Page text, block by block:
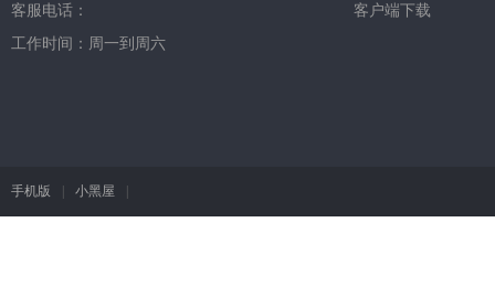
客服电话：
工作时间：周一到周六
客户端下载
手机版 | 小黑屋 |